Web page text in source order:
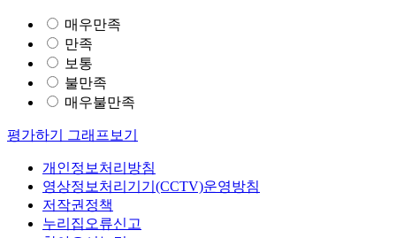
매우만족
만족
보통
불만족
매우불만족
평가하기 그래프보기
개인정보처리방침
영상정보처리기기(CCTV)운영방침
저작권정책
누리집오류신고